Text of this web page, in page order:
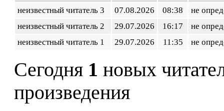
неизвестный читатель 3
07.08.2026 08:38
не
неизвестный читатель 2
29.07.2026 16:17
не
неизвестный читатель 1
29.07.2026 11:35 не
Сегодня 1 новых
произведения